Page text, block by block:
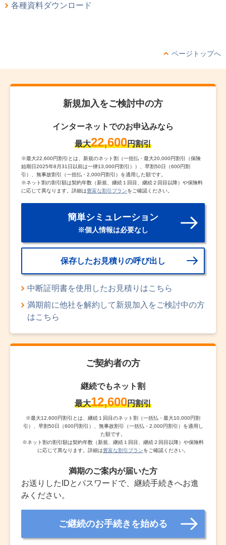
各種資料ダウンロード
ページトップへ
新規加入をご検討中の方
インターネットでのお申込みなら
最大22,600円割引
※最大22,600円割引とは、新規のネット割（一括払・最大20,000円割引（保険
始期日2025年8月31日以前は一律13,000円割引））、早割50日（600円割
引）、無事故割引（一括払・2,000円割引）を適用した額です。
※ネット割の割引額は契約年数（新規、継続１回目、継続２回目以降）や保険料
に応じて異なります。詳細は豊富な割引プランをご確認ください。
簡単シミュレーション
※個人情報は必要なし
保存したお見積りの呼び出し
中断証明書を使用したお見積りはこちら
満期前に他社を解約して新規加入をご検討中の方
はこちら
ご契約者の方
継続でもネット割
最大12,600円割引
※最大12,600円割引とは、継続１回目のネット割（一括払・最大10,000円割
引）、早割50日（600円割引）、無事故割引（一括払・2,000円割引）を適用し
た額です。
※ネット割の割引額は契約年数（新規、継続１回目、継続２回目以降）や保険料
に応じて異なります。詳細は豊富な割引プランをご確認ください。
満期のご案内が届いた方
お送りしたIDとパスワードで、継続手続きへお進
みください。
ご継続のお手続きを始める